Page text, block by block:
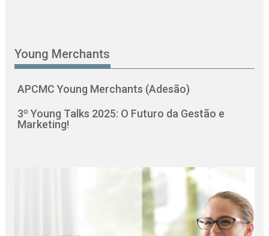
Young Merchants
APCMC Young Merchants (Adesão)
3º Young Talks 2025: O Futuro da Gestão e
Marketing!